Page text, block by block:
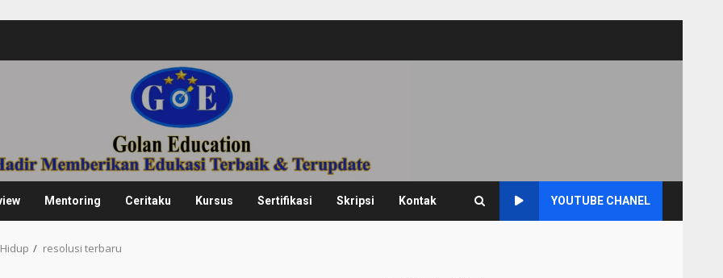
Mentoring Ceritaku Kursus Sertifikasi Skripsi Kontak YOUTUBE CHANEL
resolusi terbaru